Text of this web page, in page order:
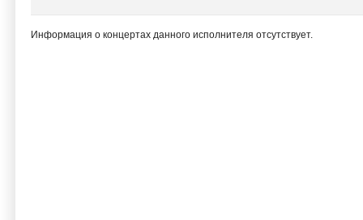
Информация о концертах данного исполнителя отсутствует.